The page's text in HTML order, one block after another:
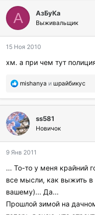
л
а
г
о
а
и
и
А АзБуКа
Выживальщик
15 Ноя 2010
хм. а при чем тут
П
б
л
а
г
о
а
и
л
и
mishanya и шрайбикус
ss581
Новичок
9 Янв 2011
... То-то у меня крайний
все мысли, как выжить
вашему)... Да...
Прошлой зимой на